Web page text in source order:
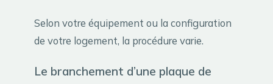
Selon votre équipement ou la configuration
de votre logement, la procédure varie.
Le branchement d’une plaque de